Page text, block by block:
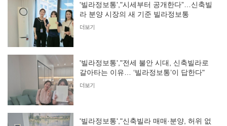
'빌라정보통',"시세부터 공개한다”…신축빌
라 분양 시장의 새 기준 빌라정보통
더보기
'빌라정보통',"전세 불안 시대, 신축빌라로
갈아타는 이유… ‘빌라정보통’이 답한다"
더보기
'빌라정보통',"신축빌라 매매·분양, 허위 없